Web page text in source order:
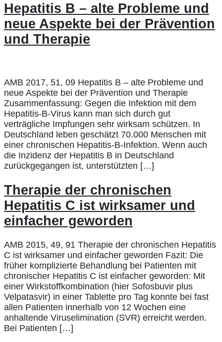
Hepatitis B – alte Probleme und
neue Aspekte bei der Prävention
und Therapie
AMB 2017, 51, 09 Hepatitis B – alte Probleme und
neue Aspekte bei der Prävention und Therapie
Zusammenfassung: Gegen die Infektion mit dem
Hepatitis-B-Virus kann man sich durch gut
verträgliche Impfungen sehr wirksam schützen. In
Deutschland leben geschätzt 70.000 Menschen mit
einer chronischen Hepatitis-B-Infektion. Wenn auch
die Inzidenz der Hepatitis B in Deutschland
zurückgegangen ist, unterstützten […]
Therapie der chronischen
Hepatitis C ist wirksamer und
einfacher geworden
AMB 2015, 49, 91 Therapie der chronischen Hepatitis
C ist wirksamer und einfacher geworden Fazit: Die
früher komplizierte Behandlung bei Patienten mit
chronischer Hepatitis C ist einfacher geworden: Mit
einer Wirkstoffkombination (hier Sofosbuvir plus
Velpatasvir) in einer Tablette pro Tag konnte bei fast
allen Patienten innerhalb von 12 Wochen eine
anhaltende Viruselimination (SVR) erreicht werden.
Bei Patienten […]